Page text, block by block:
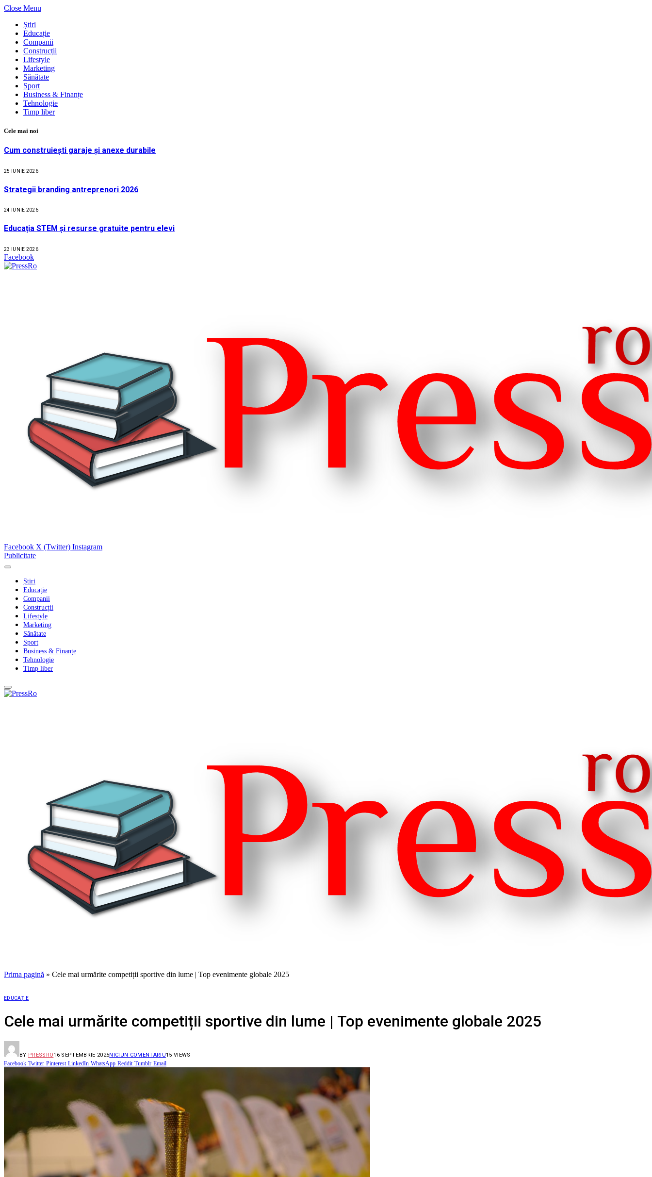
Close Menu
Știri
Educație
Companii
Construcții
Lifestyle
Marketing
Sănătate
Sport
Business & Finanțe
Tehnologie
Timp liber
Cele mai noi
Cum construiești garaje și anexe durabile
25 IUNIE 2026
Strategii branding antreprenori 2026
24 IUNIE 2026
Educația STEM și resurse gratuite pentru elevi
23 IUNIE 2026
Facebook
Facebook X (Twitter) Instagram
Publicitate
Știri
Educație
Companii
Construcții
Lifestyle
Marketing
Sănătate
Sport
Business & Finanțe
Tehnologie
Timp liber
Prima pagină » Cele mai urmărite competiții sportive din lume | Top evenimente globale 2025
EDUCAȚIE
Cele mai urmărite competiții sportive din lume | Top evenimente globale 2025
BY PRESSRO16 SEPTEMBRIE 2025NICIUN COMENTARIU15 VIEWS
Facebook Twitter Pinterest LinkedIn WhatsApp Reddit Tumblr Email